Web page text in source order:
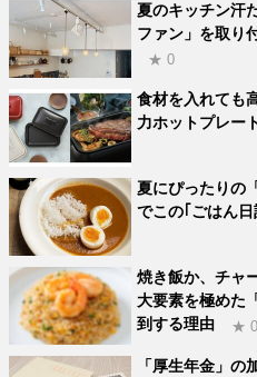
夏のキッチン汗
ファン」を取り
★ 0
食材を入れても
力ホットプレー
夏にぴったりの
でこの｢ごはん日
焼き飯か、チャ
大要素を極めた
到する理由
★ 0
「厚生年金」